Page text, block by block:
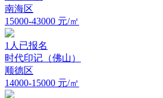
南海区
15000-43000 元/㎡
1 人已报名
时代印记（佛山）
顺德区
14000-15000 元/㎡